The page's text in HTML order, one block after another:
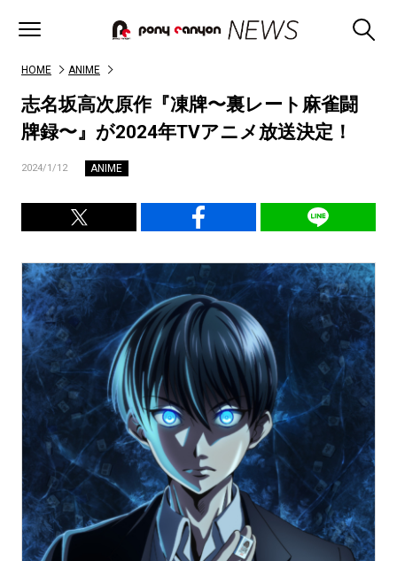
HOME ANIME
志名坂高次原作『凍牌〜裏レート麻雀闘
牌録〜』が2024年TVアニメ放送決定！
2024/1/12 ANIME